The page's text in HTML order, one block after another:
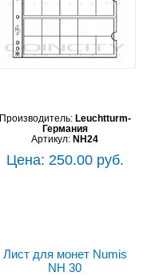
Производитель: Leuchtturm-
Германия
Артикул: NH24
Цена: 250.00 руб.
Лист для монет Numis
NH 30